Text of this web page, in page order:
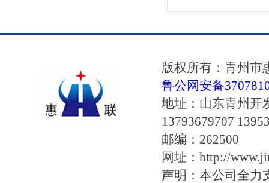
版权所有：青州
鲁公网安备
地址：山东青州
13793679707
邮编：262500
网址：http://
声明：本公司全力